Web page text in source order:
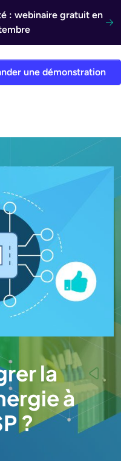
: webinaire gratuit en
une démonstration
la
à
?